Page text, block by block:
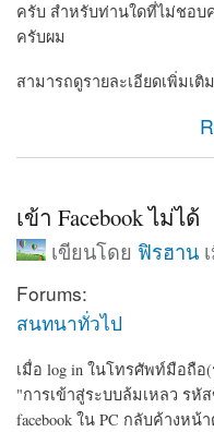
ครับ สำหรับท่านใดที่ไม่ชอบ
ครับผม
สามารถดูรายละเอียดเพิ่มเติ
about ต้องการหาคนช่ว
เข้า Facebook ไม่ได้
เขียนโดย ฟิรฮานเ
Forums:
สนทนาทั่วไป
เมื่อ log in ในโทรศัพท์มือถื
"การเข้าสู่ระบบล้มเหลว รหั
facebook ใน PC กลับค้างห